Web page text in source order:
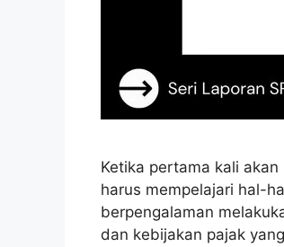
Ketika pertama kali
harus mempelajari hal-
berpengalaman
dan kebijakan pajak